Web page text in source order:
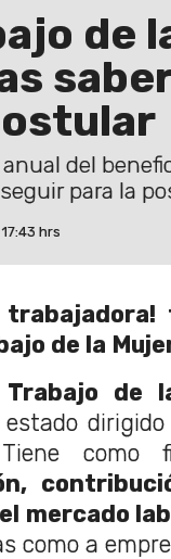
de
del
para la
hrs
trabajadora!
de la
de
como
mercado
como a